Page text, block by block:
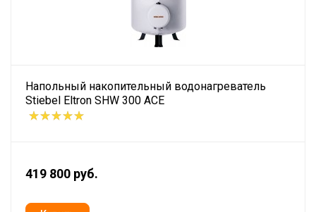
Напольный накопительный водонагреватель
Stiebel Eltron SHW 300 ACE
419 800 руб.